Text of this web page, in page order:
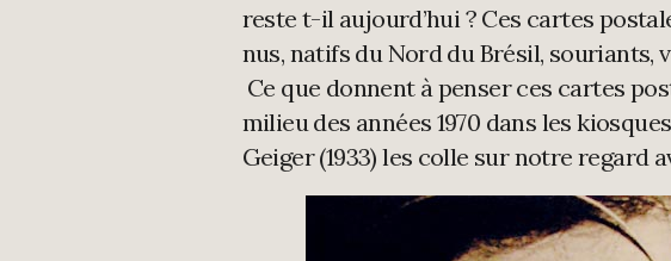
reste t-il aujourd’hui ? Ces cartes
nus, natifs du Nord du Brésil, souriants,
Ce que donnent à penser ces cartes
milieu des années 1970 dans les
Geiger (1933) les colle sur notre regard